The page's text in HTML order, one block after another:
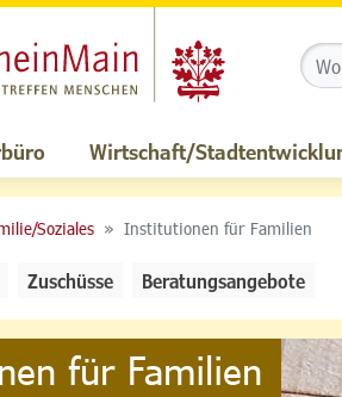
Wirtschaft/
Soziales Institutionen für Familien
Zuschüsse Beratungsangebote
für Familien